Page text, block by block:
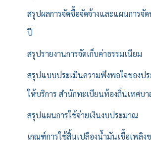
สรุปผลการจัดซื้อจัดจ้างและแผนการจั
ปี
สรุปรายงานการจัดเก็บค่าธรรมเนียม
สรุปแบบประเมินความพึงพอใจของป
ให้บริการ สำนักทะเบียนท้องถิ่นเทศบา
สรุปแผนการใช้จ่ายเงินงบประมาณ
เกณฑ์การใช้สิ้นเปลืองน้ำมันเชื้อเพลิง